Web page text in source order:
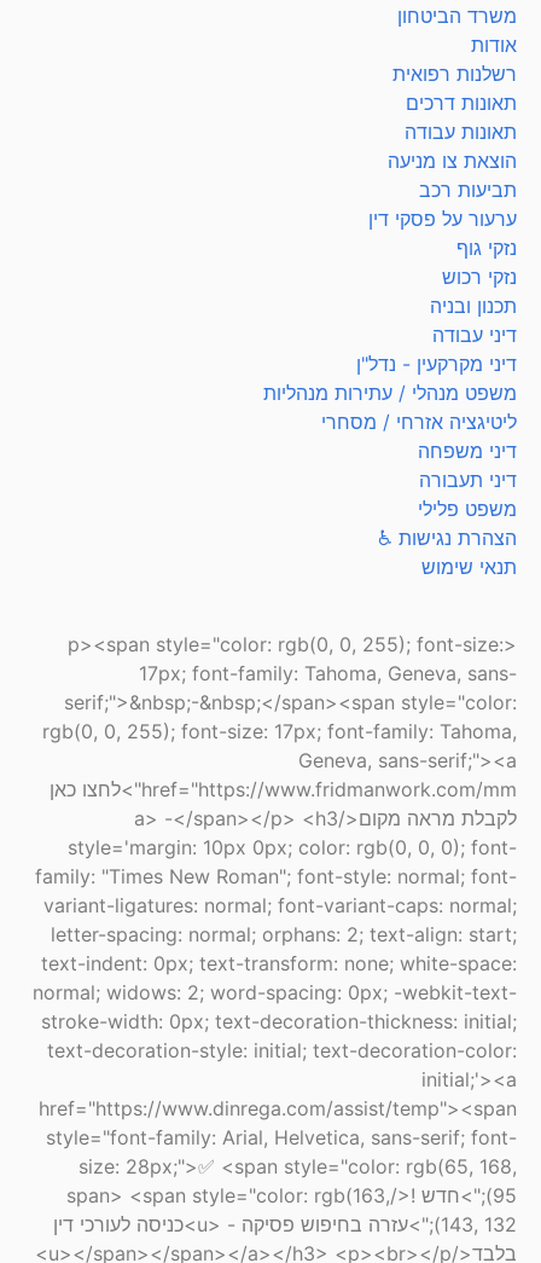
משרד הביטחון
אודות
רשלנות רפואית
תאונות דרכים
תאונות עבודה
הוצאת צו מניעה
תביעות רכב
ערעור על פסקי דין
נזקי גוף
נזקי רכוש
תכנון ובניה
דיני עבודה
דיני מקרקעין - נדל"ן
משפט מנהלי / עתירות מנהליות
ליטיגציה אזרחי / מסחרי
דיני משפחה
דיני תעבורה
משפט פלילי
הצהרת נגישות ♿
תנאי שימוש
<p><span style="color: rgb(0, 0, 255); font-size:
17px; font-family: Tahoma, Geneva, sans-
serif;">&nbsp;-&nbsp;</span><span style="color:
rgb(0, 0, 255); font-size: 17px; font-family: Tahoma,
Geneva, sans-serif;"><a
href="https://www.fridmanwork.com/mm">לחצו כאן
לקבלת מראה מקום</a> -</span></p> <h3
style='margin: 10px 0px; color: rgb(0, 0, 0); font-
family: "Times New Roman"; font-style: normal; font-
variant-ligatures: normal; font-variant-caps: normal;
letter-spacing: normal; orphans: 2; text-align: start;
text-indent: 0px; text-transform: none; white-space:
normal; widows: 2; word-spacing: 0px; -webkit-text-
stroke-width: 0px; text-decoration-thickness: initial;
text-decoration-style: initial; text-decoration-color:
initial;'><a
href="https://www.dinrega.com/assist/temp"><span
style="font-family: Arial, Helvetica, sans-serif; font-
size: 28px;">✅ <span style="color: rgb(65, 168,
95);">חדש !</span> <span style="color: rgb(163,
143, 132);">עזרה בחיפוש פסיקה - <u>כניסה לעורכי דין
בלבד</u></span></span></a></h3> <p><br></p>